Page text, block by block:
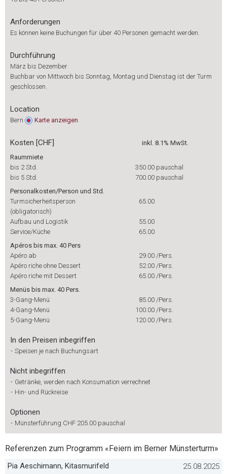
Anforderungen
Es können keine Buchungen für über 40 Personen gemacht werden.
Durchführung
März bis Dezember
Buchbar von Mittwoch bis Sonntag, Montag und Dienstag ist der Turm
geschlossen.
Location
Bern Karte anzeigen
Kosten [CHF]
inkl. 8.1% MwSt.
Raummiete
bis 2 Std.
350.00 pauschal
bis 5 Std.
700.00 pauschal
Personalkosten/Person und Std.
Turmsicherheitsperson
(obligatorisch)
65.00
Aufbau und Logistik
55.00
Service/Küche
65.00
Apéros bis max. 40 Pers
Apéro ab
29.00 /Pers.
Apéro riche ohne Dessert
52.00 /Pers.
Apéro riche mit Dessert
65.00 /Pers.
Menüs bis max. 40 Pers.
3-Gang-Menü
85.00 /Pers.
4-Gang-Menü
100.00 /Pers.
5-Gang-Menü
120.00 /Pers.
In den Preisen inbegriffen
- Speisen je nach Buchungsart
Nicht inbegriffen
- Getränke, werden nach Konsumation verrechnet
- Hin- und Rückreise
Optionen
- Münsterführung CHF 205.00 pauschal
Referenzen zum Programm «Feiern im Berner Münsterturm»
Pia Aeschimann, Kitasmurifeld
25.08.2025